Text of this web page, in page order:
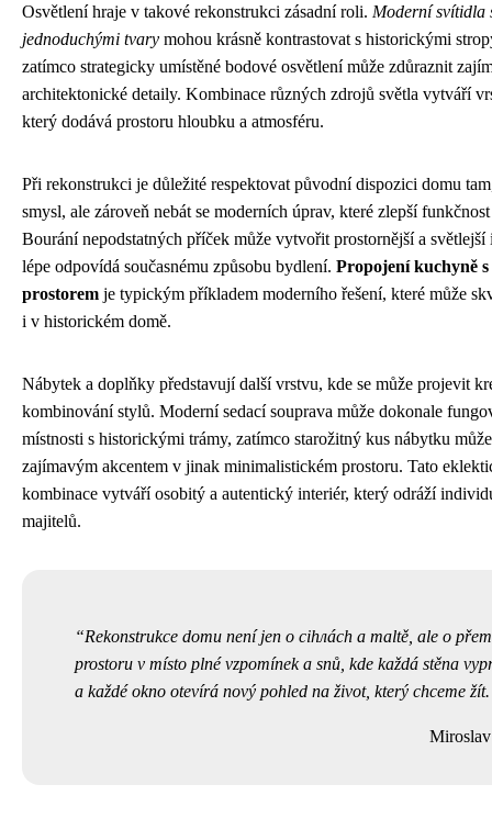
Osvětlení hraje v takové rekonstrukci zásadní roli. Moderní svítidla
jednoduchými tvary mohou krásně kontrastovat s historickými
zatímco strategicky umístěné bodové osvětlení může zdůraznit
architektonické detaily. Kombinace různých zdrojů světla vytváří
který dodává prostoru hloubku a atmosféru.
Při rekonstrukci je důležité respektovat původní dispozici domu
smysl, ale zároveň nebát se moderních úprav, které zlepší
Bourání nepodstatných příček může vytvořit prostornější a světlejší
lépe odpovídá současnému způsobu bydlení. Propojení kuchyně
prostorem je typickým příkladem moderního řešení, které může
i v historickém domě.
Nábytek a doplňky představují další vrstvu, kde se může projevit
kombinování stylů. Moderní sedací souprava může dokonale
místnosti s historickými trámy, zatímco starožitný kus nábytku
zajímavým akcentem v jinak minimalistickém prostoru. Tato
kombinace vytváří osobitý a autentický interiér, který odráží
majitelů.
Rekonstrukce domu není jen o cihлách a maltě, ale o
prostoru v místo plné vzpomínek a snů, kde každá stěna
a každé okno otevírá nový pohled na život, který chceme žít.